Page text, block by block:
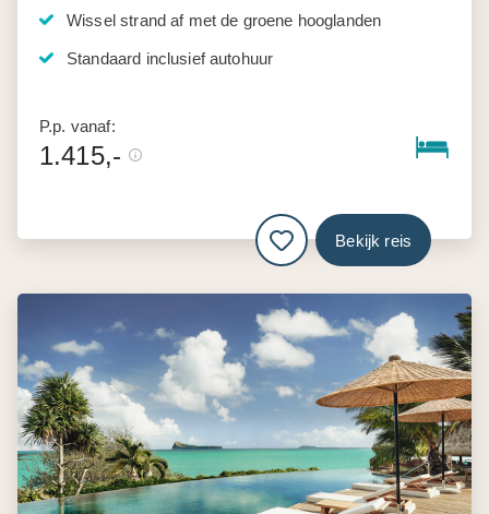
Wissel strand af met de groene hooglanden
Standaard inclusief autohuur
P.p. vanaf:
1.415,-
Bekijk reis